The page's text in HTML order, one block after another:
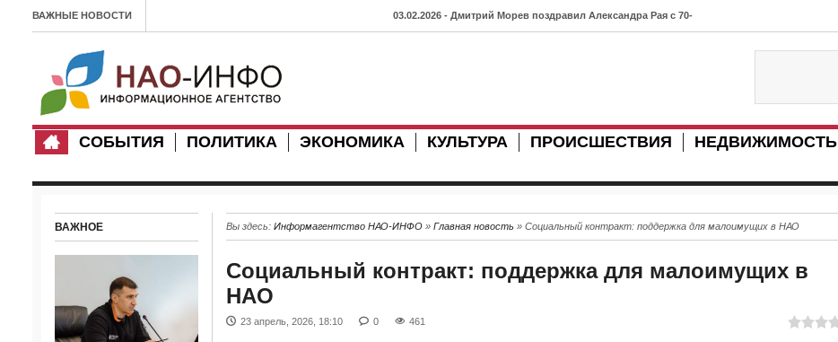
ВАЖНЫЕ НОВОСТИ 03.02.2026 - Дмитрий Морев поздравил Александра Рая с 70-
07.07.2025 - Ненецкий автономный округ представлен на
13.12.2024 - Как преодолеть «северный исход»: идеи из
Хабаровска на конкурсе «Люди дела»
СОБЫТИЯ ПОЛИТИКА ЭКОНОМИКА КУЛЬТУРА ПРОИСШЕСТВИЯ НЕДВИЖИМОСТЬ
Вы здесь: Информагентство НАО-ИНФО» Главная новость » Социальный контракт: поддержка для малоимущих в НАО
Социальный контракт: поддержка для малоимущих в
НАО
23 апрель, 2026, 18:10 0 461
ВАЖНОЕ